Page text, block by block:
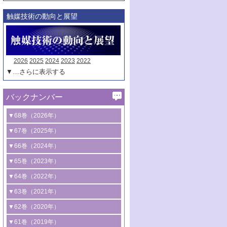
触媒技術の動向と展望
2026 2025 2024 2023 2022
▼…さらに表示する
バックナンバー
▼68巻（2026年）
1号 過酸化水素合成に関する研究動向
2号 コンピューター技術により加速する
触媒開発
3号 有機分子変換やCO 資源化のための
光触媒に関する最近の研究
B号 第137回触媒討論会（2026年）
▼67巻（2025年）
1号 CO
水素化によるグリーン燃料/グリ
ーンケミカル製造
2号 水素製造のための水分解技術に関す
る最近の研究
3号 オレフィン系樹脂の精密合成に関す
る最新技術
4号 アルコール類の効率的変換を実現す
▼66巻（2024年）
1号 低次元ナノ構造を有する触媒材料
2号 規制反応場を活用した固体触媒研究
の新展開
3号 未踏分子変換を目指した酸化触媒プ
ロセスの最前線
4号 シンクロトロン放射光および中性子
▼65巻（2023年）
1号 炭素が関わる触媒機能
2号 プラスチックケミカルリサイクルの
ための触媒技術
3号 非酸化物系金属化合物を基盤とした
▼64巻（2022年）
1号 合成ガス製造とCOを用いるケミカル
ズ合成の最新動向
2号 化学品合成のための合金触媒開発
▼63巻（2021年）
1号 金触媒の新展開
2号 ペロブスカイト
▼62巻（2020年）
1号 触媒設計を拓く欠陥構造のキャラク
▼61巻（2019年）